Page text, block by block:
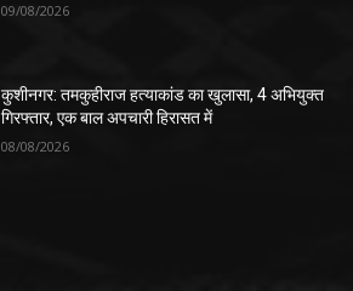
09/08/2026
कुशीनगर: तमकुहीराज हत्याकांड का खुलासा, 4 अभियुक्त
गिरफ्तार, एक बाल अपचारी हिरासत में
08/08/2026